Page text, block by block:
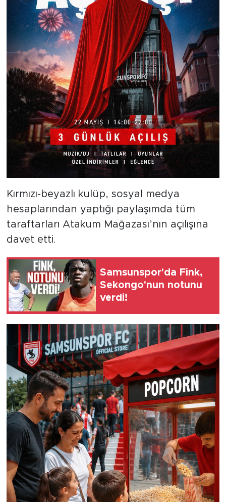
Kırmızı-beyazlı kulüp, sosyal medya
hesaplarından yaptığı paylaşımda tüm
taraftarları Atakum Mağazası’nın açılışına
davet etti.
Samsunspor'da Fink,
Sekongo'nun notunu
verdi!